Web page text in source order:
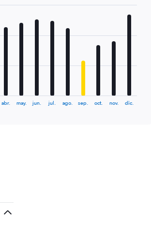
abr. may. jun. jul. ago. sep. oct. nov. dic.